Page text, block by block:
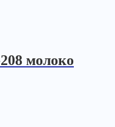
молоко